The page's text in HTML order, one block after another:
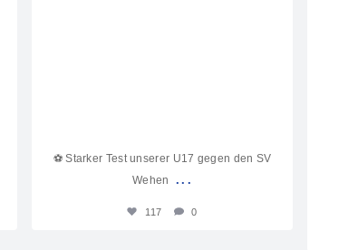
⚽️ Starker Test unserer U17 gegen den SV
Wehen
...
117 0